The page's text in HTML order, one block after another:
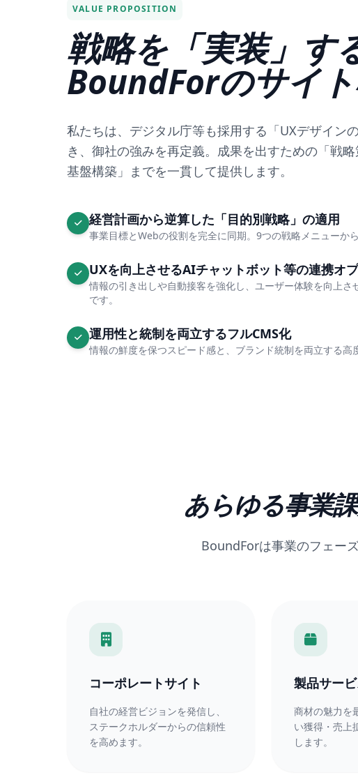
VALUE PROPOSITION
戦略を「実装」す
BoundForのサイ
私たちは、デジタル庁等も採用する「UXデザイン
き、御社の強みを再定義。成果を出すための「戦
基盤構築」までを一貫して提供します。
経営計画から逆算した「目的別戦略」の適用
事業目標とWebの役割を完全に同期。9つの戦略メニューか
UXを向上させるAIチャットボット等の連携オ
情報の引き出しや自動接客を強化し、ユーザー体験を向上さ
です。
運用性と統制を両立するフルCMS化
情報の鮮度を保つスピード感と、ブランド統制を両立する高
あらゆる事業
BoundForは事業のフェー
コーポレートサイト
自社の経営ビジョンを発信し、
ステークホルダーからの信頼性
を高めます。
製品サー
商材の魅力を
い獲得・売上
します。